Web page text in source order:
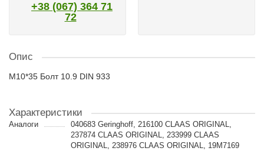
+38 (067) 364 71
72
Опис
M10*35 Болт 10.9 DIN 933
Характеристики
Аналоги
040683 Geringhoff, 216100 CLAAS ORIGINAL,
237874 CLAAS ORIGINAL, 233999 CLAAS
ORIGINAL, 238976 CLAAS ORIGINAL, 19M7169